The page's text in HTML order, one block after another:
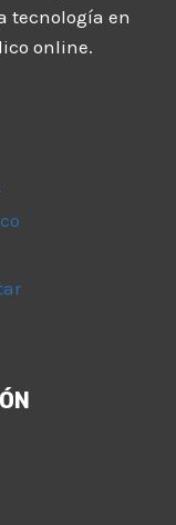
tecnología en
online.